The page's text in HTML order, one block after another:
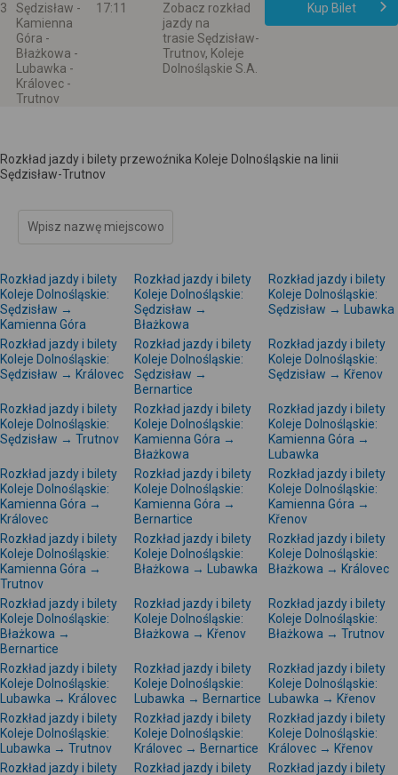
3
Sędzisław -
Kamienna
Góra -
Błażkowa -
Lubawka -
Královec -
Trutnov
17:11
Zobacz rozkład
jazdy na
trasie Sędzisław-
Trutnov, Koleje
Dolnośląskie S.A.
Kup Bilet
Rozkład jazdy i bilety przewoźnika Koleje Dolnośląskie na linii
Sędzisław-Trutnov
Rozkład jazdy i bilety
Koleje Dolnośląskie:
Sędzisław →
Kamienna Góra
Rozkład jazdy i bilety
Koleje Dolnośląskie:
Sędzisław →
Błażkowa
Rozkład jazdy i bilety
Koleje Dolnośląskie:
Sędzisław → Lubawka
Rozkład jazdy i bilety
Koleje Dolnośląskie:
Sędzisław → Královec
Rozkład jazdy i bilety
Koleje Dolnośląskie:
Sędzisław →
Bernartice
Rozkład jazdy i bilety
Koleje Dolnośląskie:
Sędzisław → Křenov
Rozkład jazdy i bilety
Koleje Dolnośląskie:
Sędzisław → Trutnov
Rozkład jazdy i bilety
Koleje Dolnośląskie:
Kamienna Góra →
Błażkowa
Rozkład jazdy i bilety
Koleje Dolnośląskie:
Kamienna Góra →
Lubawka
Rozkład jazdy i bilety
Koleje Dolnośląskie:
Kamienna Góra →
Královec
Rozkład jazdy i bilety
Koleje Dolnośląskie:
Kamienna Góra →
Bernartice
Rozkład jazdy i bilety
Koleje Dolnośląskie:
Kamienna Góra →
Křenov
Rozkład jazdy i bilety
Koleje Dolnośląskie:
Kamienna Góra →
Trutnov
Rozkład jazdy i bilety
Koleje Dolnośląskie:
Błażkowa → Lubawka
Rozkład jazdy i bilety
Koleje Dolnośląskie:
Błażkowa → Královec
Rozkład jazdy i bilety
Koleje Dolnośląskie:
Błażkowa →
Bernartice
Rozkład jazdy i bilety
Koleje Dolnośląskie:
Błażkowa → Křenov
Rozkład jazdy i bilety
Koleje Dolnośląskie:
Błażkowa → Trutnov
Rozkład jazdy i bilety
Koleje Dolnośląskie:
Lubawka → Královec
Rozkład jazdy i bilety
Koleje Dolnośląskie:
Lubawka → Bernartice
Rozkład jazdy i bilety
Koleje Dolnośląskie:
Lubawka → Křenov
Rozkład jazdy i bilety
Koleje Dolnośląskie:
Lubawka → Trutnov
Rozkład jazdy i bilety
Koleje Dolnośląskie:
Královec → Bernartice
Rozkład jazdy i bilety
Koleje Dolnośląskie:
Královec → Křenov
Rozkład jazdy i bilety
Rozkład jazdy i bilety Rozkład jazdy i bilety